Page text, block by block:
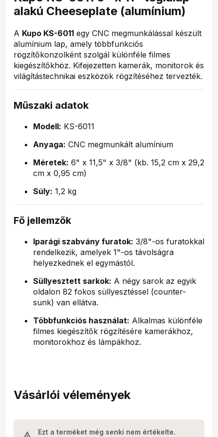
alakú Cheeseplate (alumínium)
A Kupo KS-6011 egy CNC megmunkálással készült
alumínium lap, amely többfunkciós
rögzítőkonzolként szolgál különféle filmes
kiegészítőkhöz. Kifejezetten kamerák, monitorok és
világítástechnikai eszközök rögzítéséhez tervezték.
Műszaki adatok
Modell: KS-6011
Anyaga: CNC megmunkált alumínium
Méretek: 6" x 11,5" x 3/8" (kb. 15,2 cm x 29,2
cm x 0,95 cm)
Súly: 1,2 kg
Fő jellemzők
Iparági szabvány furatok: 3/8"-os furatokkal
rendelkezik, amelyek 1"-os távolságra
helyezkednek el egymástól.
Süllyesztett sarkok: A négy sarok az egyik
oldalon 82 fokos süllyesztéssel (counter-
sunk) van ellátva.
Többfunkciós használat: Alkalmas különféle
filmes kiegészítők rögzítésére kamerákhoz,
monitorokhoz és lámpákhoz.
Vásárlói vélemények
Ezt a terméket még senki nem értékelte.